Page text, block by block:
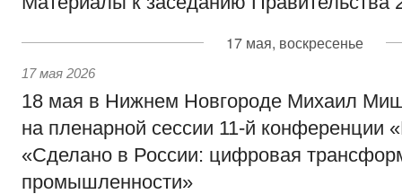
17 мая, воскресенье
17 мая 2026
18 мая в Нижнем Новгороде Михаил
на пленарной сессии 11-й конференции
«Сделано в России: цифровая
промышленности»